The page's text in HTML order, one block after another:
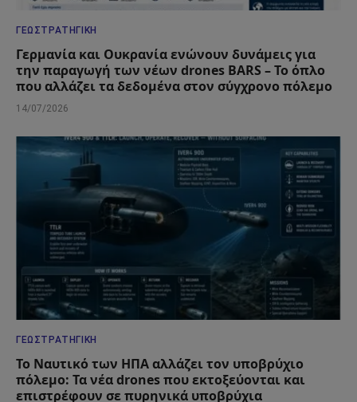
ΓΕΩΣΤΡΑΤΗΓΙΚΉ
Γερμανία και Ουκρανία ενώνουν δυνάμεις για
την παραγωγή των νέων drones BARS – Το όπλο
που αλλάζει τα δεδομένα στον σύγχρονο πόλεμο
14/07/2026
ΓΕΩΣΤΡΑΤΗΓΙΚΉ
Το Ναυτικό των ΗΠΑ αλλάζει τον υποβρύχιο
πόλεμο: Τα νέα drones που εκτοξεύονται και
επιστρέφουν σε πυρηνικά υποβρύχια